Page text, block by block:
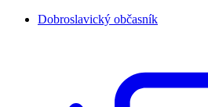
Dobroslavický občasník